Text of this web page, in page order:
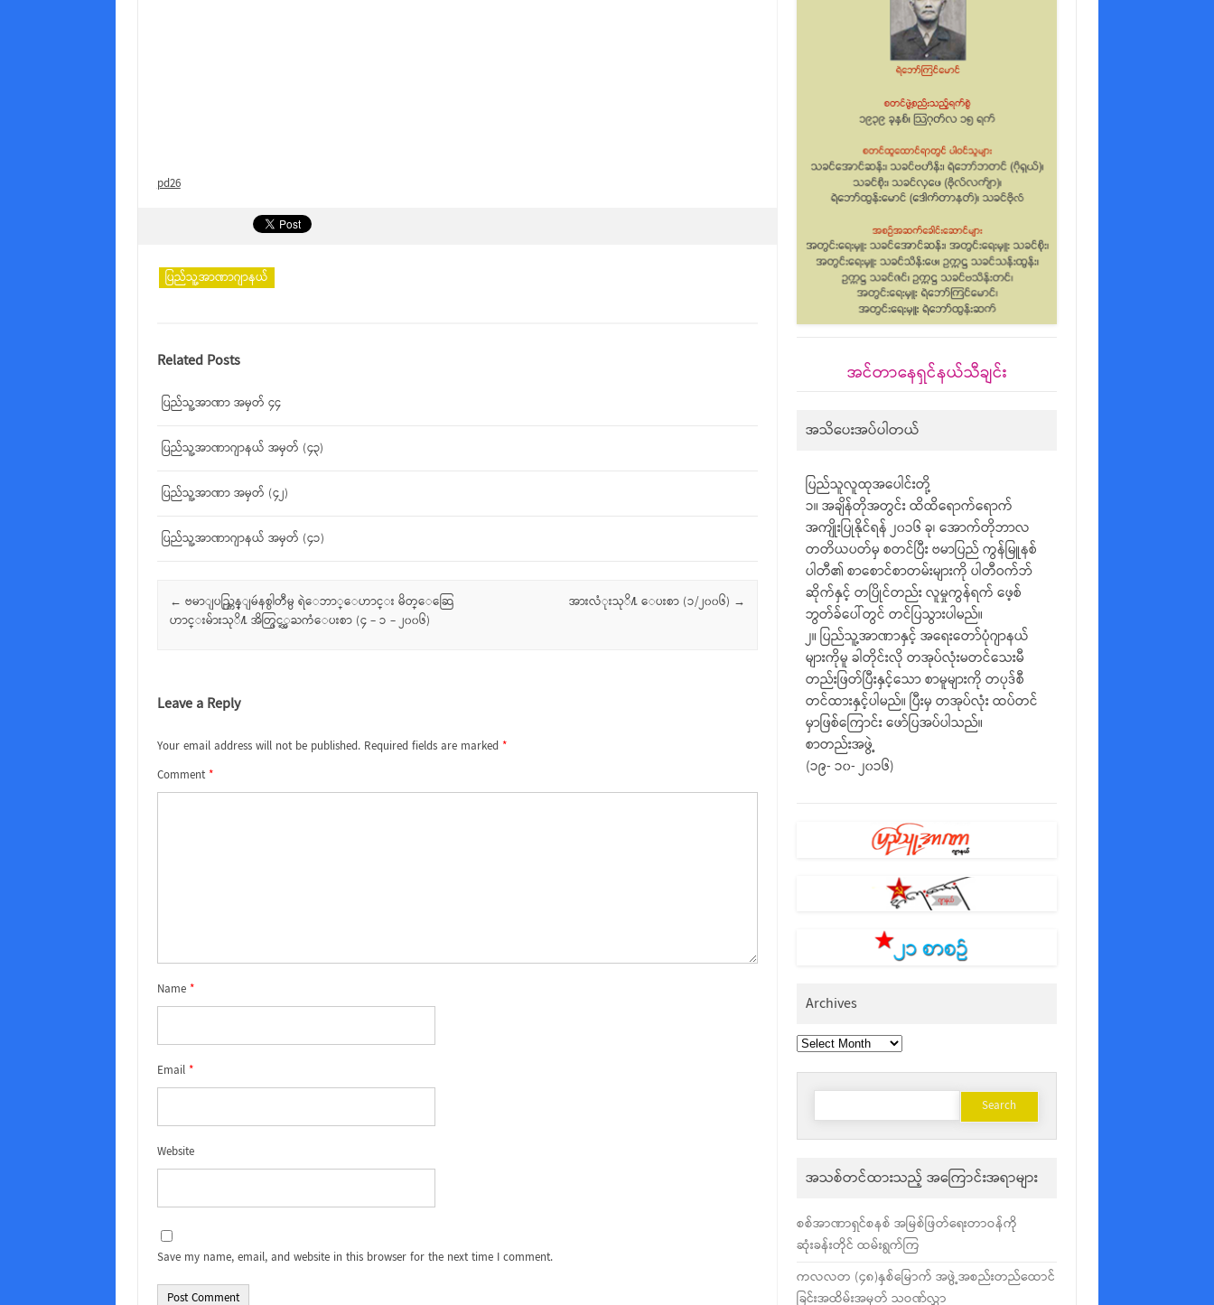
pd26
ပြည်သူ့အာဏာဂျာနယ်
Related Posts
ပြည်သူ့အာဏာ အမှတ် ၄၄
ပြည်သူ့အာဏာဂျာနယ် အမှတ် (၄၃)
ပြည်သူ့အာဏာ အမှတ် (၄၂)
ပြည်သူ့အာဏာဂျာနယ် အမှတ် (၄၁)
Post navigation
← ဗမာျပည္ကြန္ျမဴနစ္ပါတီမွ ရဲေဘာ္ေဟာင္း မိတ္ေဆြေ
ဟာင္းမ်ားသုိ႔ အိတ္ဖြင့္အႀကံေပးစာ (၄ – ၁ – ၂၀၀၆)
အားလံုးသုိ႔ ေပးစာ (၁/၂၀၀၆) →
Leave a Reply
Your email address will not be published. Required fields are marked*
Comment*
Name*
Email*
Website
Save my name, email, and website in this browser for the next time I comment.
အင်တာနေရှင်နယ်သီချင်း
အသိပေးအပ်ပါတယ်
ပြည်သူလူထုအပေါင်းတို့
၁။ အချိန်တိုအတွင်း ထိထိရောက်ရောက်
အကျိုးပြုနိုင်ရန် ၂၀၁၆ ခု၊ အောက်တိုဘာလ
တတိယပတ်မှ စတင်ပြီး ဗမာပြည် ကွန်မြူနစ်
ပါတီ၏ စာစောင်စာတမ်းများကို ပါတီဝက်ဘ်
ဆိုက်နှင့် တပြိုင်တည်း လူမှုကွန်ရက် ဖေ့စ်
ဘွတ်ခ်ပေါ်တွင် တင်ပြသွားပါမည်။
၂။ ပြည်သူ့အာဏာနှင့် အရေးတော်ပုံဂျာနယ်
များကိုမူ ခါတိုင်းလို တအုပ်လုံးမတင်သေးမီ
တည်းဖြတ်ပြီးနှင့်သော စာမူများကို တပုဒ်စီ
တင်ထားနှင့်ပါမည်။ ပြီးမှ တအုပ်လုံး ထပ်တင်
မှာဖြစ်ကြောင်း ဖော်ပြအပ်ပါသည်။
စာတည်းအဖွဲ့
(၁၉- ၁၀- ၂၀၁၆)
Archives
Archives
Search
အသစ်တင်ထားသည့် အကြောင်းအရာများ
စစ်အာဏာရှင်စနစ် အမြစ်ဖြတ်ရေးတာဝန်ကို
ဆုံးခန်းတိုင် ထမ်းရွက်ကြ
ကလလတ (၄၈)နှစ်မြောက် အဖွဲ့အစည်းတည်ထောင်
ခြင်းအထိမ်းအမှတ် သဝဏ်လွှာ